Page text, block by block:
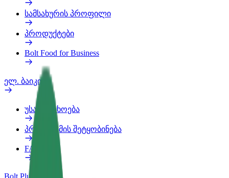
სამსახურის პროფილი
პროდუქტები
Bolt Food for Business
ელ. ბაიკი
უსაფრთხოება
პრობლემის შეტყობინება
FAQ
Bolt Plus